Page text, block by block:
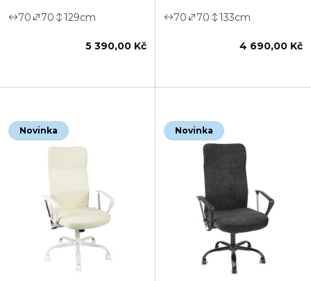
70 70 129cm
5 390,00 Kč
70 70 133cm
4 690,00 Kč
Novinka Novinka